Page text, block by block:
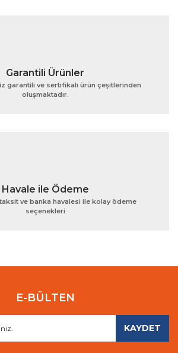
Gönder
Garantili Ürünler
garantili ve sertifikalı ürün çeşitlerinden
oluşmaktadır.
Havale ile Ödeme
ve banka havalesi ile kolay ödeme
seçenekleri
E-BÜLTEN
KAYDET